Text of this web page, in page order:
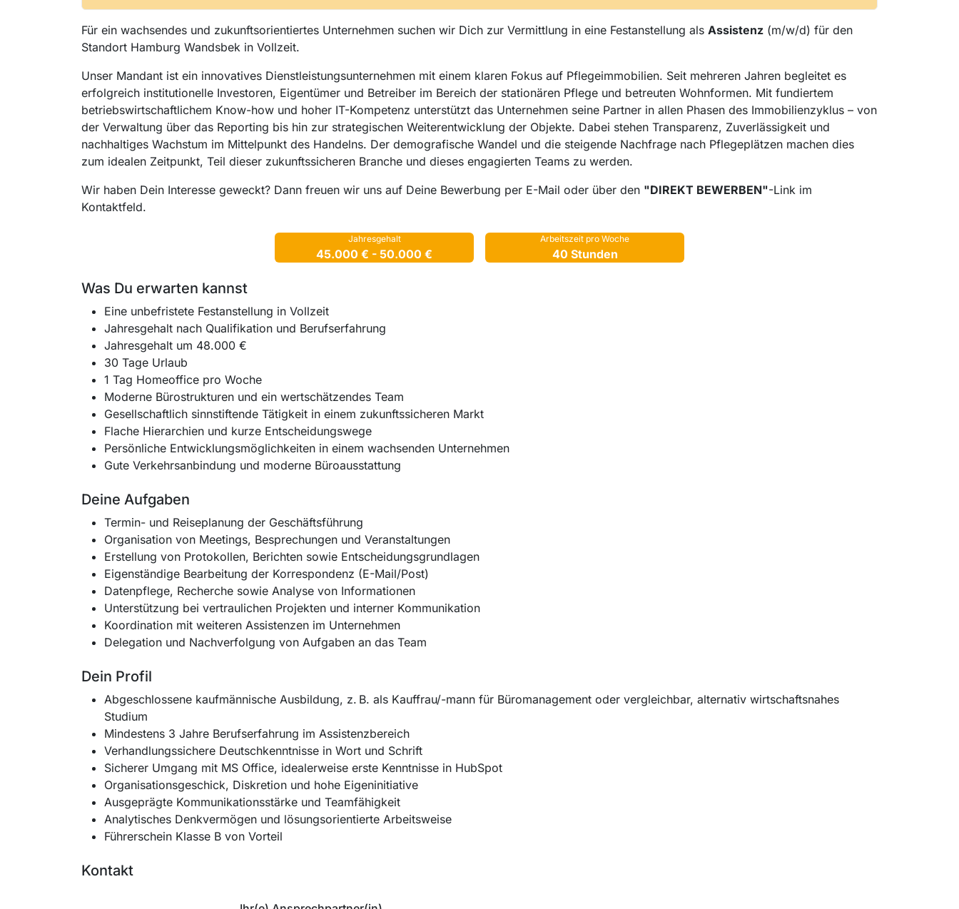
Für ein wachsendes und zukunftsorientiertes Unternehmen suchen wir Dich zur Vermittlung in eine Festanstellung als Assistenz (m/w/d) für den
Standort Hamburg Wandsbek in Vollzeit.
Unser Mandant ist ein innovatives Dienstleistungsunternehmen mit einem klaren Fokus auf Pflegeimmobilien. Seit mehreren Jahren begleitet es
erfolgreich institutionelle Investoren, Eigentümer und Betreiber im Bereich der stationären Pflege und betreuten Wohnformen. Mit fundiertem
betriebswirtschaftlichem Know-how und hoher IT-Kompetenz unterstützt das Unternehmen seine Partner in allen Phasen des Immobilienzyklus – von
der Verwaltung über das Reporting bis hin zur strategischen Weiterentwicklung der Objekte. Dabei stehen Transparenz, Zuverlässigkeit und
nachhaltiges Wachstum im Mittelpunkt des Handelns. Der demografische Wandel und die steigende Nachfrage nach Pflegeplätzen machen dies
zum idealen Zeitpunkt, Teil dieser zukunftssicheren Branche und dieses engagierten Teams zu werden.
Wir haben Dein Interesse geweckt? Dann freuen wir uns auf Deine Bewerbung per E-Mail oder über den "DIREKT BEWERBEN"-Link im
Kontaktfeld.
Jahresgehalt
45.000 € - 50.000 €
Arbeitszeit pro Woche
40 Stunden
Was Du erwarten kannst
Eine unbefristete Festanstellung in Vollzeit
Jahresgehalt nach Qualifikation und Berufserfahrung
Jahresgehalt um 48.000 €
30 Tage Urlaub
1 Tag Homeoffice pro Woche
Moderne Bürostrukturen und ein wertschätzendes Team
Gesellschaftlich sinnstiftende Tätigkeit in einem zukunftssicheren Markt
Flache Hierarchien und kurze Entscheidungswege
Persönliche Entwicklungsmöglichkeiten in einem wachsenden Unternehmen
Gute Verkehrsanbindung und moderne Büroausstattung
Deine Aufgaben
Termin- und Reiseplanung der Geschäftsführung
Organisation von Meetings, Besprechungen und Veranstaltungen
Erstellung von Protokollen, Berichten sowie Entscheidungsgrundlagen
Eigenständige Bearbeitung der Korrespondenz (E-Mail/Post)
Datenpflege, Recherche sowie Analyse von Informationen
Unterstützung bei vertraulichen Projekten und interner Kommunikation
Koordination mit weiteren Assistenzen im Unternehmen
Delegation und Nachverfolgung von Aufgaben an das Team
Dein Profil
Abgeschlossene kaufmännische Ausbildung, z. B. als Kauffrau/-mann für Büromanagement oder vergleichbar, alternativ wirtschaftsnahes
Studium
Mindestens 3 Jahre Berufserfahrung im Assistenzbereich
Verhandlungssichere Deutschkenntnisse in Wort und Schrift
Sicherer Umgang mit MS Office, idealerweise erste Kenntnisse in HubSpot
Organisationsgeschick, Diskretion und hohe Eigeninitiative
Ausgeprägte Kommunikationsstärke und Teamfähigkeit
Analytisches Denkvermögen und lösungsorientierte Arbeitsweise
Führerschein Klasse B von Vorteil
Kontakt